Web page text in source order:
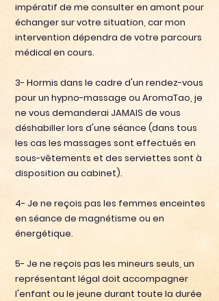
impératif de me consulter en amont pour
échanger sur votre situation, car mon
intervention dépendra de votre parcours
médical en cours.
3- Hormis dans le cadre d'un rendez-vous
pour un hypno-massage ou AromaTao, je
ne vous demanderai JAMAIS de vous
déshabiller lors d'une séance (dans tous
les cas les massages sont effectués en
sous-vêtements et des serviettes sont à
disposition au cabinet).
4- Je ne reçois pas les femmes enceintes
en séance de magnétisme ou en
énergétique.
5- Je ne reçois pas les mineurs seuls, un
représentant légal doit accompagner
l'enfant ou le jeune durant toute la durée